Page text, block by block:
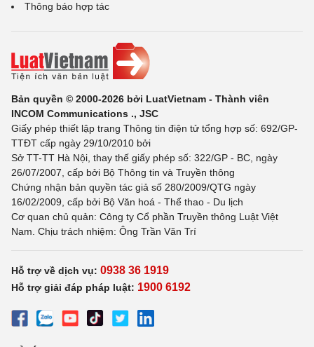
Thông báo hợp tác
Bản quyền © 2000-2026 bởi LuatVietnam - Thành viên
INCOM Communications ., JSC
Giấy phép thiết lập trang Thông tin điện tử tổng hợp số: 692/GP-
TTĐT cấp ngày 29/10/2010 bởi
Sở TT-TT Hà Nội, thay thế giấy phép số: 322/GP - BC, ngày
26/07/2007, cấp bởi Bộ Thông tin và Truyền thông
Chứng nhận bản quyền tác giả số 280/2009/QTG ngày
16/02/2009, cấp bởi Bộ Văn hoá - Thể thao - Du lịch
Cơ quan chủ quản: Công ty Cổ phần Truyền thông Luật Việt
Nam. Chịu trách nhiệm: Ông Trần Văn Trí
Hỗ trợ về dịch vụ: 0938 36 1919
Hỗ trợ giải đáp pháp luật: 1900 6192